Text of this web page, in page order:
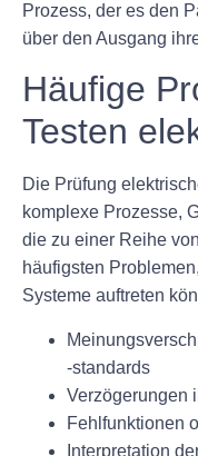
Prozess, der es den
über den Ausgang
Häufige
Testen
Die Prüfung
komplexe Prozesse,
die zu einer Reihe
häufigsten
Systeme auftreten
-standards
Verzögerungen
Fehlfunktionen
Interpretation